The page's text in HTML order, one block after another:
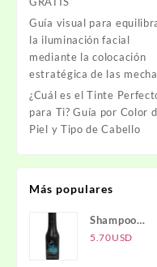
Guía visual para
la iluminación facial
mediante la colocación
estratégica de las
¿Cuál es el Tinte
para Ti? Guía por Color
Piel y Tipo de Cabello
Más populares
Shampoo
Carbón
5.70USD